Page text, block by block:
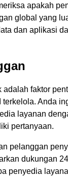
apakah
global yang
dan aplikasi
faktor
Anda
layanan
pertanyaan.
pelanggan
dukungan
penyedia